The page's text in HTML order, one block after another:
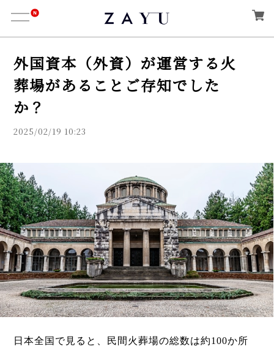
外国資本（外資）が運営する火
葬場があることご存知でした
か？
2025/02/19 10:23
日本全国で見ると、民間火葬場の総数は約100か所